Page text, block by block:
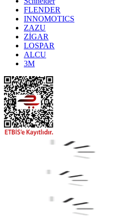
FLENDER
INNOMOTICS
ZAZU
ZİGAR
LOSPAR
ALCU
3M